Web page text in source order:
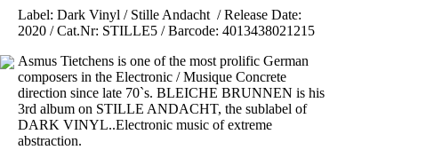
Label: Dark Vinyl / Stille Andacht / Release Date:
2020 / Cat.Nr: STILLE5 / Barcode: 4013438021215
Asmus Tietchens is one of the most prolific German
composers in the Electronic / Musique Concrete
direction since late 70`s. BLEICHE BRUNNEN is his
3rd album on STILLE ANDACHT, the sublabel of
DARK VINYL..Electronic music of extreme
abstraction.